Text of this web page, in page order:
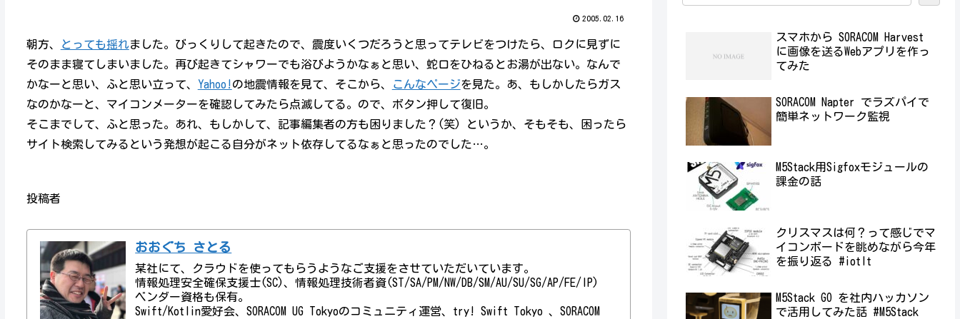
2005.02.16
朝方、 とっても揺れました。びっくりして起きたので、震度いくつだろうと思ってテレビをつけたら、ロクに見ずに
そのまま寝てしまいました。再び起きてシャワーでも浴びようかなぁと思い、蛇口をひねるとお湯が出ない。なんで
かなーと思い、ふと思い立って、 Yahoo!の地震情報を見て、そこから、 こんなページを見た。あ、もしかしたらガス
なのかなーと、マイコンメーターを確認してみたら点滅してる。ので、ボタン押して復旧。
そこまでして、ふと思った。あれ、もしかして、記事編集者の方も困りました？(笑) というか、そもそも、困ったら
サイト検索してみるという発想が起こる自分がネット依存してるなぁと思ったのでした…。
投稿者
おおぐち さとる
某社にて、クラウドを使ってもらうようなご支援をさせていただいています。
情報処理安全確保支援士(SC)、情報処理技術者資(ST/SA/PM/NW/DB/SM/AU/SU/SG/AP/FE/IP)
ベンダー資格も保有。
Swift/Kotlin愛好会、SORACOM UG Tokyoのコミュニティ運営、try! Swift Tokyo 、SORACOM
スマホから SORACOM Harvest
に画像を送るWebアプリを作っ
てみた
SORACOM Napter でラズパイで
簡単ネットワーク監視
M5Stack用Sigfoxモジュールの
課金の話
クリスマスは何？って感じでマ
イコンボードを眺めながら今年
を振り返る #iotlt
M5Stack GO を社内ハッカソン
で活用してみた話 #M5Stack